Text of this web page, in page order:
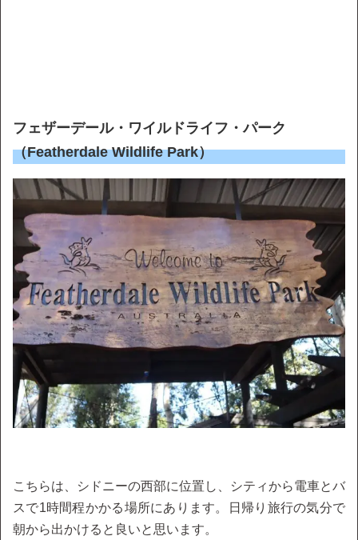
フェザーデール・ワイルドライフ・パーク
（Featherdale Wildlife Park）
こちらは、シドニーの西部に位置し、シティから電車とバ
スで1時間程かかる場所にあります。日帰り旅行の気分で
朝から出かけると良いと思います。